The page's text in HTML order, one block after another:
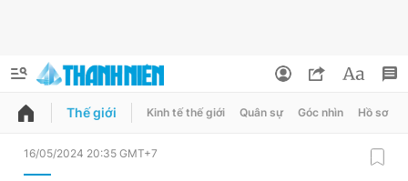
QUẢNG CÁO
Thế giới Kinh tế thế giới Quân sự Góc nhìn Hồ sơ
16/05/2024 20:35 GMT+7